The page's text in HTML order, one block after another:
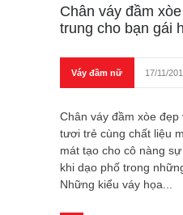
Chân váy đầm
trung cho bạn gái
Váy đầm nữ 17/11/
Chân váy đầm xòe
tươi trẻ cùng chất liệu
mát tạo cho cô nàng
khi dạo phố trong
Những kiểu váy họa...